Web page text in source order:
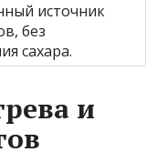
источник
без
сахара.
и